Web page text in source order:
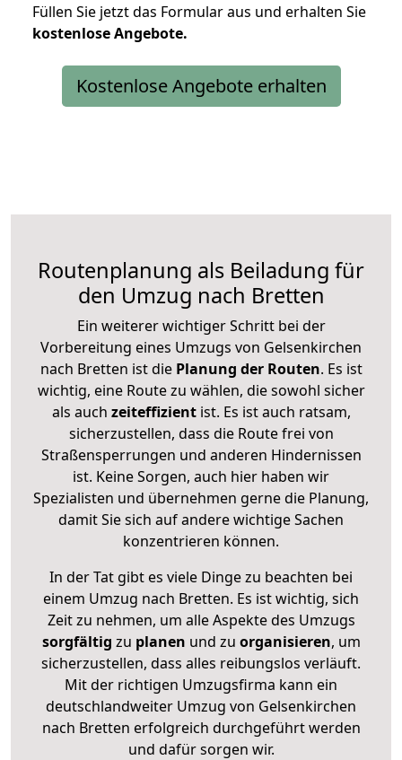
Füllen Sie jetzt das Formular aus und erhalten Sie
kostenloseAngebote.
Kostenlose Angebote erhalten
Routenplanung als Beiladung für
den Umzug nach Bretten
Ein weiterer wichtiger Schritt bei der
Vorbereitung eines Umzugs von Gelsenkirchen
nach Bretten ist diePlanung der Routen. Es ist
wichtig, eine Route zu wählen, die sowohl sicher
als auch zeiteffizientist. Es ist auch ratsam,
sicherzustellen, dass die Route frei von
Straßensperrungen und anderen Hindernissen
ist. Keine Sorgen, auch hier haben wir
Spezialisten und übernehmen gerne die Planung,
damit Sie sich auf andere wichtige Sachen
konzentrieren können.
In der Tat gibt es viele Dinge zu beachten bei
einem Umzug nach Bretten. Es ist wichtig, sich
Zeit zu nehmen, um alle Aspekte des Umzugs
sorgfältig zu planen und zu organisieren, um
sicherzustellen, dass alles reibungslos verläuft.
Mit der richtigen Umzugsfirma kann ein
deutschlandweiter Umzug von Gelsenkirchen
nach Bretten erfolgreich durchgeführt werden
und dafür sorgen wir.